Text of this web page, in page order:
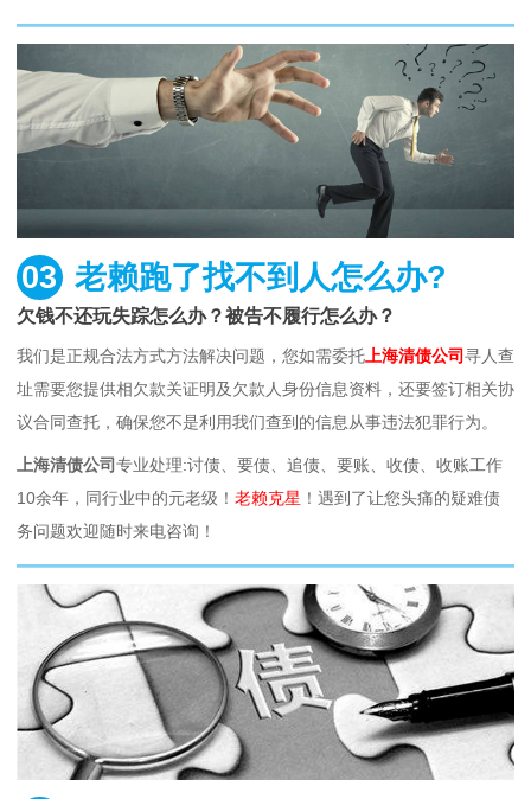
03 老赖跑了找不到人怎么办?
欠钱不还玩失踪怎么办？被告不履行怎么办？
我们是正规合法方式方法解决问题，您如需委托 上海清债公司寻人查
址需要您提供相欠款关证明及欠款人身份信息资料，还要签订相关协
议合同查托，确保您不是利用我们查到的信息从事违法犯罪行为。
上海清债公司专业处理:讨债、要债、追债、要账、收债、收账工作
10余年，同行业中的元老级！ 老赖克星 ！遇到了让您头痛的疑难债
务问题欢迎随时来电咨询！